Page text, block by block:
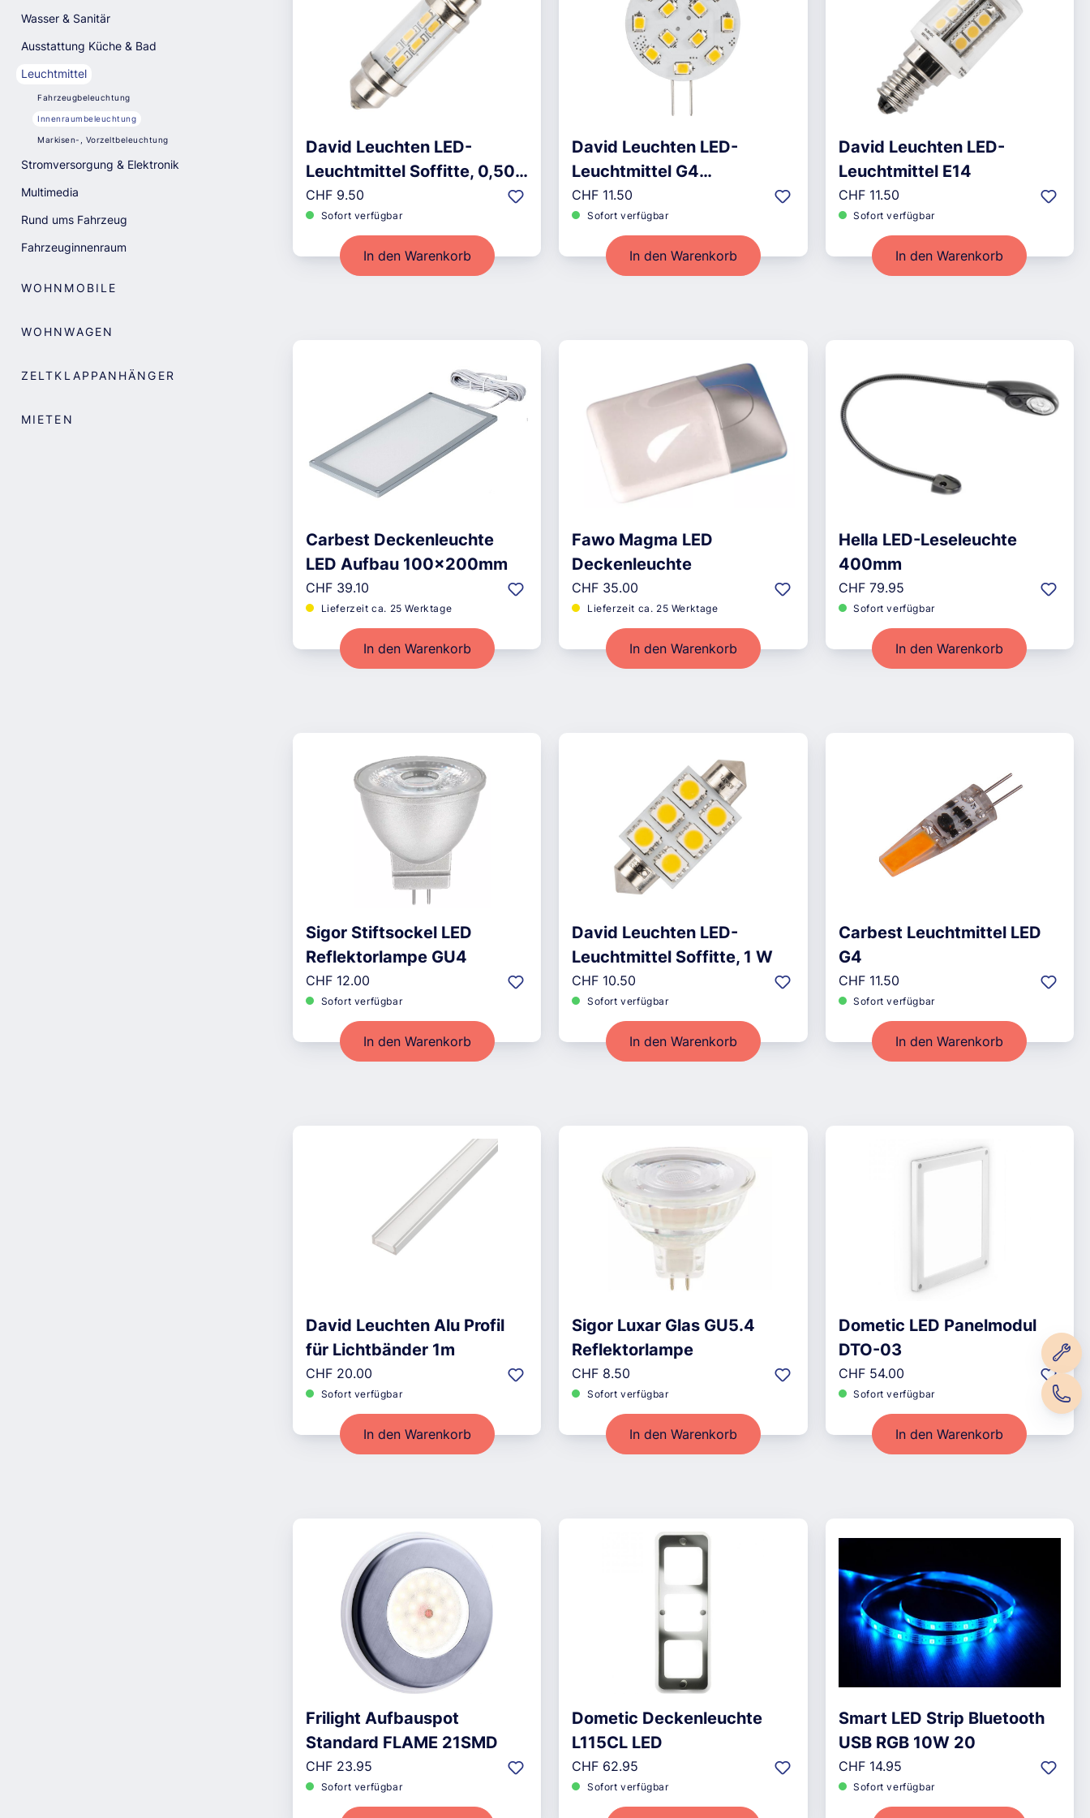
Wasser & Sanitär
Ausstattung Küche & Bad
Leuchtmittel
Fahrzeugbeleuchtung
Innenraumbeleuchtung
Markisen-, Vorzeltbeleuchtung
Stromversorgung & Elektronik
Multimedia
Rund ums Fahrzeug
Fahrzeuginnenraum
WOHNMOBILE
WOHNWAGEN
ZELTKLAPPANHÄNGER
MIETEN
David Leuchten LED-
Leuchtmittel Soffitte, 0,50
W
Regulärer Preis:
CHF 9.50
Sofort verfügbar
In den Warenkorb
David Leuchten LED-
Leuchtmittel G4
Flachmodule, 2 W
Regulärer Preis:
CHF 11.50
Sofort verfügbar
In den Warenkorb
David Leuchten LED-
Leuchtmittel E14
Regulärer Preis:
CHF 11.50
Sofort verfügbar
In den Warenkorb
Carbest Deckenleuchte
LED Aufbau 100x200mm
Regulärer Preis:
CHF 39.10
Lieferzeit ca. 25 Werktage
In den Warenkorb
Fawo Magma LED
Deckenleuchte
Regulärer Preis:
CHF 35.00
Lieferzeit ca. 25 Werktage
In den Warenkorb
Hella LED-Leseleuchte
400mm
Regulärer Preis:
CHF 79.95
Sofort verfügbar
In den Warenkorb
Sigor Stiftsockel LED
Reflektorlampe GU4
Regulärer Preis:
CHF 12.00
Sofort verfügbar
In den Warenkorb
David Leuchten LED-
Leuchtmittel Soffitte, 1 W
Regulärer Preis:
CHF 10.50
Sofort verfügbar
In den Warenkorb
Carbest Leuchtmittel LED
G4
Regulärer Preis:
CHF 11.50
Sofort verfügbar
In den Warenkorb
David Leuchten Alu Profil
für Lichtbänder 1m
Regulärer Preis:
CHF 20.00
Sofort verfügbar
In den Warenkorb
Sigor Luxar Glas GU5.4
Reflektorlampe
Regulärer Preis:
CHF 8.50
Sofort verfügbar
In den Warenkorb
Dometic LED Panelmodul
DTO-03
Regulärer Preis:
CHF 54.00
Sofort verfügbar
In den Warenkorb
Frilight Aufbauspot
Standard FLAME 21SMD
Regulärer Preis:
CHF 23.95
Sofort verfügbar
Dometic Deckenleuchte
L115CL LED
Regulärer Preis:
CHF 62.95
Sofort verfügbar
Smart LED Strip Bluetooth
USB RGB 10W 20
Regulärer Preis:
CHF 14.95
Sofort verfügbar